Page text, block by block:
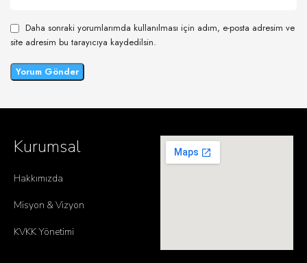
Daha sonraki yorumlarımda kullanılması için adım, e-posta adresim ve
site adresim bu tarayıcıya kaydedilsin.
Kurumsal
Hakkımızda
Misyon & Vizyon
KVKK Yönetimi